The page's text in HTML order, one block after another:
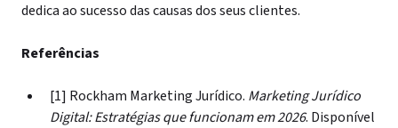
dedica ao sucesso das causas dos seus clientes.
Referências
[1] Rockham Marketing Jurídico. Marketing Jurídico
Digital: Estratégias que funcionam em 2026. Disponível